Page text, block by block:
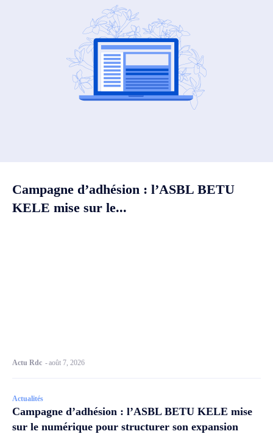
Campagne d’adhésion : l’ASBL BETU
KELE mise sur le...
Actu Rdc -août 7, 2026
Actualités
Campagne d’adhésion : l’ASBL BETU KELE mise
sur le numérique pour structurer son expansion